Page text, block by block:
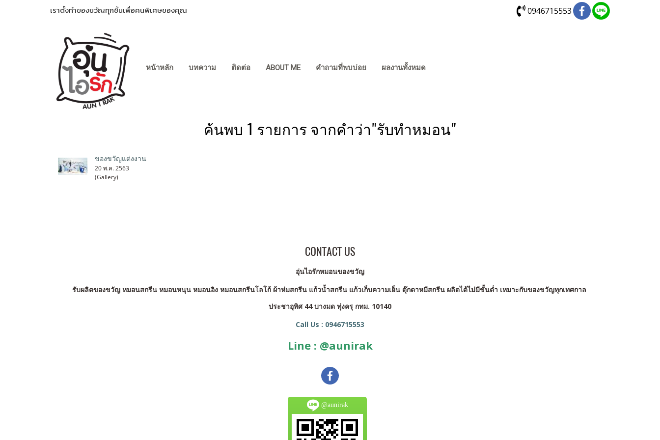
เราตั้งทำของขวัญทุกชิ้นเพื่อคนพิเศษของคุณ 0946715553
หน้าหลัก บทความ ติดต่อ ABOUT ME คำถามที่พบบ่อย ผลงานทั้งหมด
ค้นพบ 1 รายการ จากคำว่า"รับทำหมอน"
ของขวัญแต่งงาน
20 พ.ค. 2563
(Gallery)
CONTACT US
อุ่นไอรักหมอนของขวัญ
รับผลิตของขวัญ หมอนสกรีน หมอนหนุน หมอนอิง หมอนสกรีนโลโก้ ผ้าห่มสกรีน แก้วน้ำสกรีน แก้วเก็บความเย็น ตุ๊กตาหมีสกรีน ผลิตได้ไม่มีขั้นต่ำ เหมาะกับของขวัญทุกเทศกาล
ประชาอุทิศ 44 บางมด ทุ่งครุ กทม. 10140
Call Us : 0946715553
Line : @aunirak
@aunirak